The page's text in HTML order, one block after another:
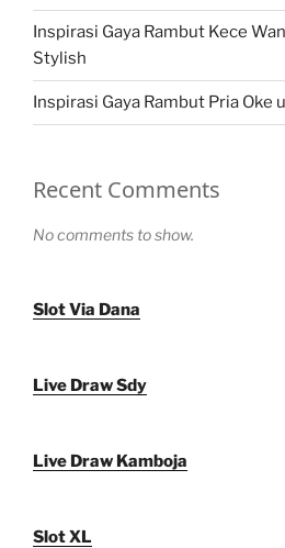
Inspirasi Gaya Rambut Kece
Stylish
Inspirasi Gaya Rambut Pria Oke
Recent Comments
No comments to show.
Slot Via Dana
Live Draw Sdy
Live Draw Kamboja
Slot XL